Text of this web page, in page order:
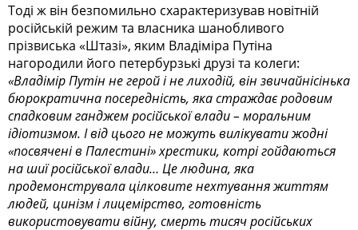
Тоді ж він безпомильно схарактеризував новітній
російській режим та власника шанобливого
прізвиська «Штазі», яким Владіміра Путіна
нагородили його петербурзькі друзі та колеги:
«Владімір Путін не герой і не лиходій, він звичайнісінька
бюрократична посередність, яка страждає родовим
спадковим ганджем російської влади – моральним
ідіотизмом. І від цього не можуть вилікувати жодні
«посвячені в Палестині» хрестики, котрі гойдаються
на шиї російської влади… Це людина, яка
продемонструвала цілковите нехтування життям
людей, цинізм і лицемірство, готовність
використовувати війну, смерть тисяч російських